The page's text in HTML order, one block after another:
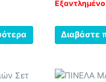
0
Εξαντλημένο
Διαβάστε